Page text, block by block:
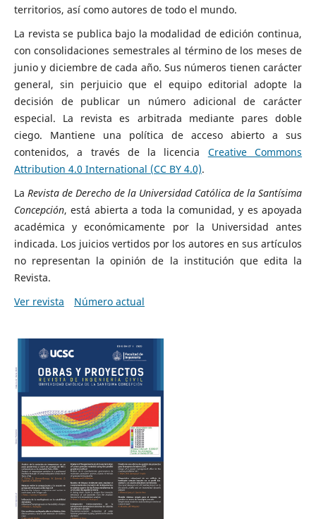
territorios, así como autores de todo el mundo.
La revista se publica bajo la modalidad de edición continua,
con consolidaciones semestrales al término de los meses de
junio y diciembre de cada año. Sus números tienen carácter
general, sin perjuicio que el equipo editorial adopte la
decisión de publicar un número adicional de carácter
especial. La revista es arbitrada mediante pares doble
ciego. Mantiene una política de acceso abierto a sus
contenidos, a través de la licencia Creative Commons
Attribution 4.0 International (CC BY 4.0).
La Revista de Derecho de la Universidad Católica de la Santísima
Concepción, está abierta a toda la comunidad, y es apoyada
académica y económicamente por la Universidad antes
indicada. Los juicios vertidos por los autores en sus artículos
no representan la opinión de la institución que edita la
Revista.
Ver revista
Número actual